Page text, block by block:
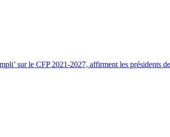
sur le CFP 2021-2027, affirment les